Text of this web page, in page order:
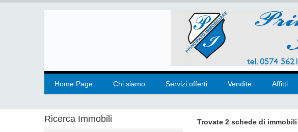
Home Page Chi siamo Servizi offerti Vendite Affitti
Ricerca Immobili Trovate 2 schede di immobili